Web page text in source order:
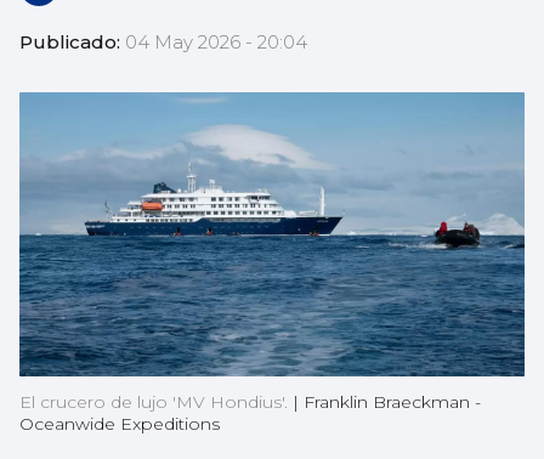
Publicado: 04 May 2026 - 20:04
El crucero de lujo 'MV Hondius'. | Franklin Braeckman -
Oceanwide Expeditions